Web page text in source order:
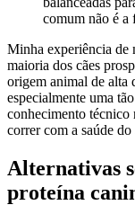
comum não é a
Minha experiência de
maioria dos cães
origem animal de alta
especialmente uma
conhecimento técnico
correr com a saúde do
Alternativas
proteína